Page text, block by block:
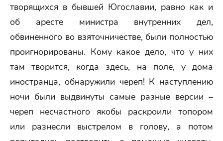
творящихся в бывшей Югославии, равно как и
об аресте министра внутренних дел,
обвиненного во взяточничестве, были полностью
проигнорированы. Кому какое дело, что у них
там творится, когда здесь, на поле, у дома
иностранца, обнаружили череп! К наступлению
ночи были выдвинуты самые разные версии –
череп несчастного якобы раскроили топором
или разнесли выстрелом в голову, а потом